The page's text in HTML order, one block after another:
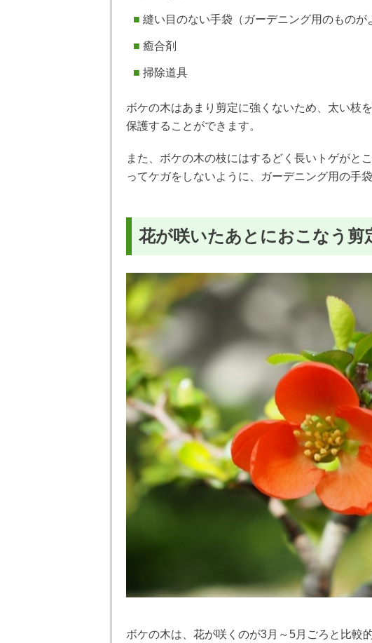
縫い目のない手袋（ガーデニング用のものが
癒合剤
掃除道具
ボケの木はあまり剪定に強くないため、太い枝
保護することができます。
また、ボケの木の枝にはするどく長いトゲがと
ってケガをしないように、ガーデニング用の手
花が咲いたあとにおこなう剪
ボケの木は、花が咲くのが3月～5月ごろと比較